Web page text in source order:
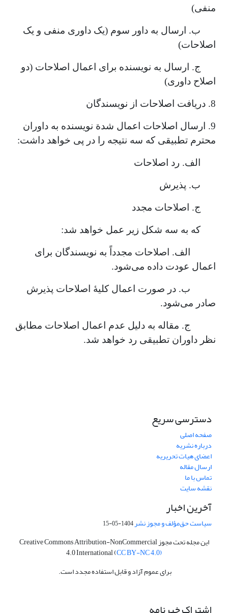
منفی)
ب. ارسال به داور سوم (یک داوری منفی و یک
اصلاحات)
ج. ارسال به نویسنده برای اعمال اصلاحات (دو
اصلاح داوری)
8. دریافت اصلاحات از نویسندگان
9. ارسال اصلاحات اعمال شدة نویسنده به داوران
محترم تطبیقی که سه نتیجه را در پی خواهد داشت:
الف. رد اصلاحات
ب. پذیرش
ج. اصلاحات مجدد
که به سه شکل زیر عمل خواهد شد:
الف. اصلاحات مجدداً به نویسندگان برای
اعمال عودت داده می‌شود.
ب. در صورت اعمال کلیۀ اصلاحات پذیرش
صادر می‌شود.
ج. مقاله به دلیل عدم اعمال اصلاحات مطابق
نظر داوران تطبیقی رد خواهد شد.
دسترسی سریع
صفحه اصلی
درباره نشریه
اعضای هیات تحریریه
ارسال مقاله
تماس با ما
نقشه سایت
آخرین اخبار
سیاست حق‌مؤلف و مجوز نشر1404-05-15
این مجله تحت مجوز Creative Commons Attribution-NonCommercial
4.0 International (CC BY-NC 4.0)
برای عموم آزاد و قابل استفاده مجدد است.